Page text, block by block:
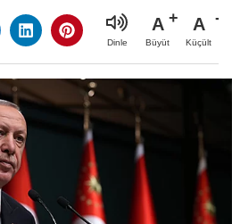
Dinle
A
Büyüt
A
Küçült